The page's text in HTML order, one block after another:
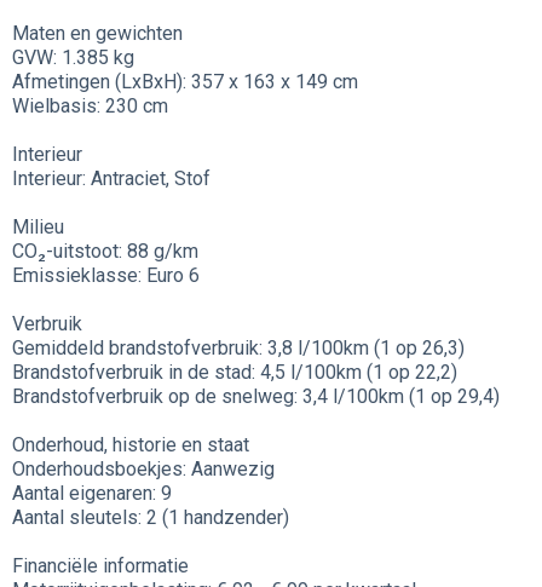
Maten en gewichten
GVW: 1.385 kg
Afmetingen (LxBxH): 357 x 163 x 149 cm
Wielbasis: 230 cm
Interieur
Interieur: Antraciet, Stof
Milieu
CO₂-uitstoot: 88 g/km
Emissieklasse: Euro 6
Verbruik
Gemiddeld brandstofverbruik: 3,8 l/100km (1 op 26,3)
Brandstofverbruik in de stad: 4,5 l/100km (1 op 22,2)
Brandstofverbruik op de snelweg: 3,4 l/100km (1 op 29,4)
Onderhoud, historie en staat
Onderhoudsboekjes: Aanwezig
Aantal eigenaren: 9
Aantal sleutels: 2 (1 handzender)
Financiële informatie